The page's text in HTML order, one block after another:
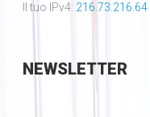
Il tuo IPv4: 216.73.216.64
NEWSLETTER